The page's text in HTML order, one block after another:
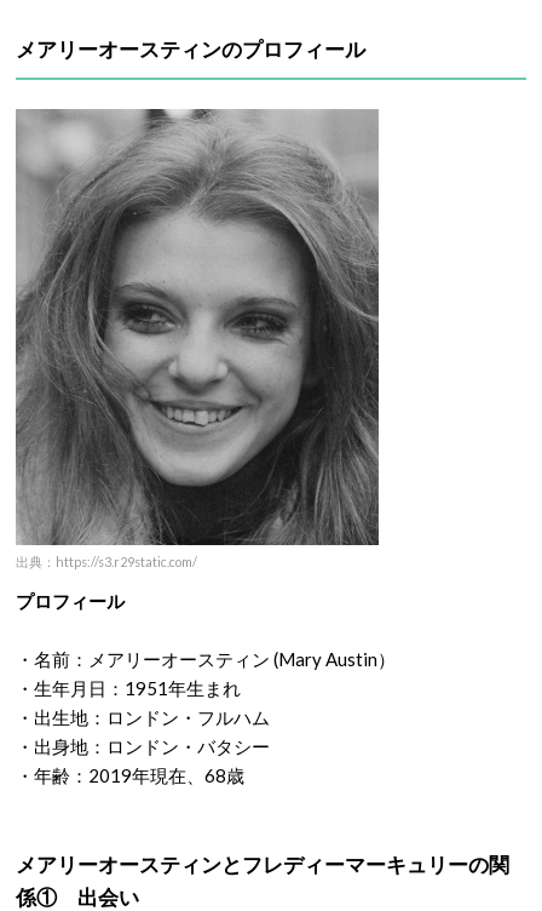
メアリーオースティンのプロフィール
出典：https://s3.r29static.com/
プロフィール
・名前：メアリーオースティン (Mary Austin）
・生年月日：1951年生まれ
・出生地：ロンドン・フルハム
・出身地：ロンドン・バタシー
・年齢：2019年現在、68歳
メアリーオースティンとフレディーマーキュリーの関
係① 出会い